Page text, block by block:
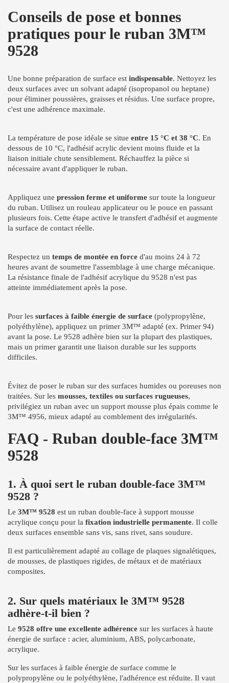
Conseils de pose et bonnes
pratiques pour le ruban 3M™
9528
Une bonne préparation de surface est indispensable. Nettoyez les
deux surfaces avec un solvant adapté (isopropanol ou heptane)
pour éliminer poussières, graisses et résidus. Une surface propre,
c'est une adhérence maximale.
La température de pose idéale se situe entre 15 °C et 38 °C. En
dessous de 10 °C, l'adhésif acrylic devient moins fluide et la
liaison initiale chute sensiblement. Réchauffez la pièce si
nécessaire avant d'appliquer le ruban.
Appliquez une pression ferme et uniforme sur toute la longueur
du ruban. Utilisez un rouleau applicateur ou le pouce en passant
plusieurs fois. Cette étape active le transfert d'adhésif et augmente
la surface de contact réelle.
Respectez un temps de montée en force d'au moins 24 à 72
heures avant de soumettre l'assemblage à une charge mécanique.
La résistance finale de l'adhésif acrylique du 9528 n'est pas
atteinte immédiatement après la pose.
Pour les surfaces à faible énergie de surface (polypropylène,
polyéthylène), appliquez un primer 3M™ adapté (ex. Primer 94)
avant la pose. Le 9528 adhère bien sur la plupart des plastiques,
mais un primer garantit une liaison durable sur les supports
difficiles.
Évitez de poser le ruban sur des surfaces humides ou poreuses non
traitées. Sur les mousses, textiles ou surfaces rugueuses,
privilégiez un ruban avec un support mousse plus épais comme le
3M™ 4956, mieux adapté au comblement des irrégularités.
FAQ - Ruban double-face 3M™
9528
1. À quoi sert le ruban double-face 3M™
9528 ?
Le 3M™ 9528 est un ruban double-face à support mousse
acrylique conçu pour la fixation industrielle permanente. Il colle
deux surfaces ensemble sans vis, sans rivet, sans soudure.
Il est particulièrement adapté au collage de plaques signalétiques,
de mousses, de plastiques rigides, de métaux et de matériaux
composites.
2. Sur quels matériaux le 3M™ 9528
adhère-t-il bien ?
Le 9528 offre une excellente adhérence sur les surfaces à haute
énergie de surface : acier, aluminium, ABS, polycarbonate,
acrylique.
Sur les surfaces à faible énergie de surface comme le
polypropylène ou le polyéthylène, l'adhérence est réduite. Il vaut